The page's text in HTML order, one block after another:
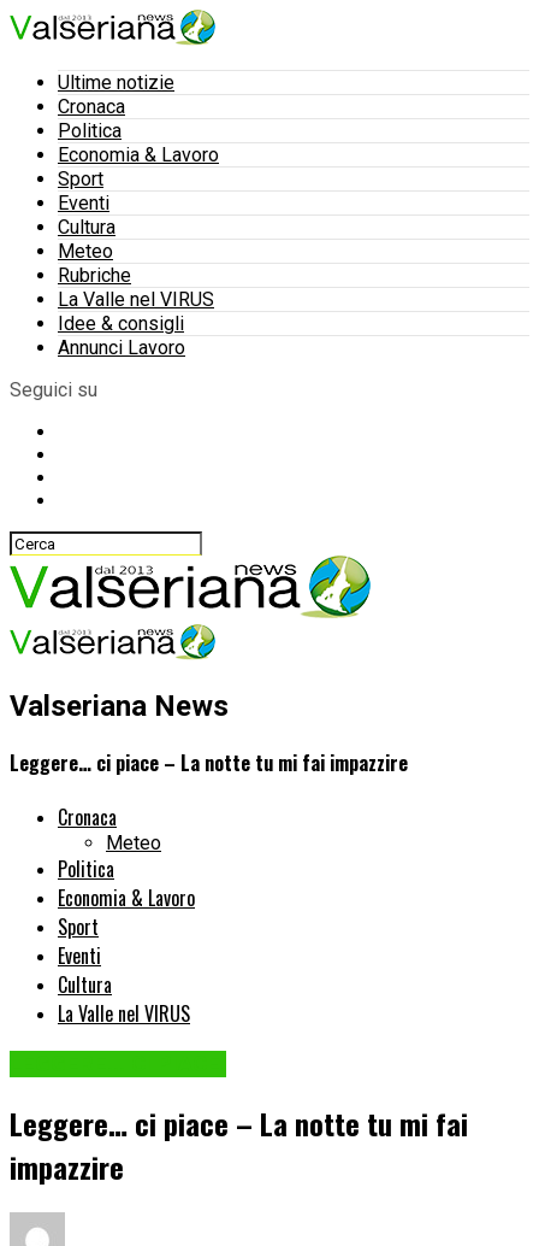
Ultime notizie
Cronaca
Politica
Economia & Lavoro
Sport
Eventi
Cultura
Meteo
Rubriche
La Valle nel VIRUS
Idee & consigli
Annunci Lavoro
Seguici su
Valseriana News
Leggere… ci piace – La notte tu mi fai impazzire
Cronaca
Meteo
Politica
Economia & Lavoro
Sport
Eventi
Cultura
La Valle nel VIRUS
Leggere… ci piace – La notte tu mi fai
impazzire